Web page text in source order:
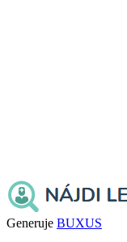
Generuje BUXUS